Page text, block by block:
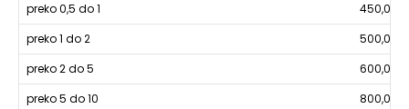
preko 0,5 do 1
450,00
preko 1 do 2
500,00
preko 2 do 5
600,00
preko 5 do 10
800,00